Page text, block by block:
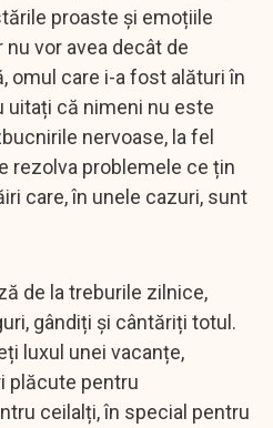
proaste și emoțiile
vor avea decât de
omul care i-a fost alături în
uitați că nimeni nu este
nervoase, la fel
rezolva problemele ce țin
care, în unele cazuri, sunt
de la treburile zilnice,
gândiți și cântăriți totul.
luxul unei vacanțe,
plăcute pentru
ceilalți, în special pentru